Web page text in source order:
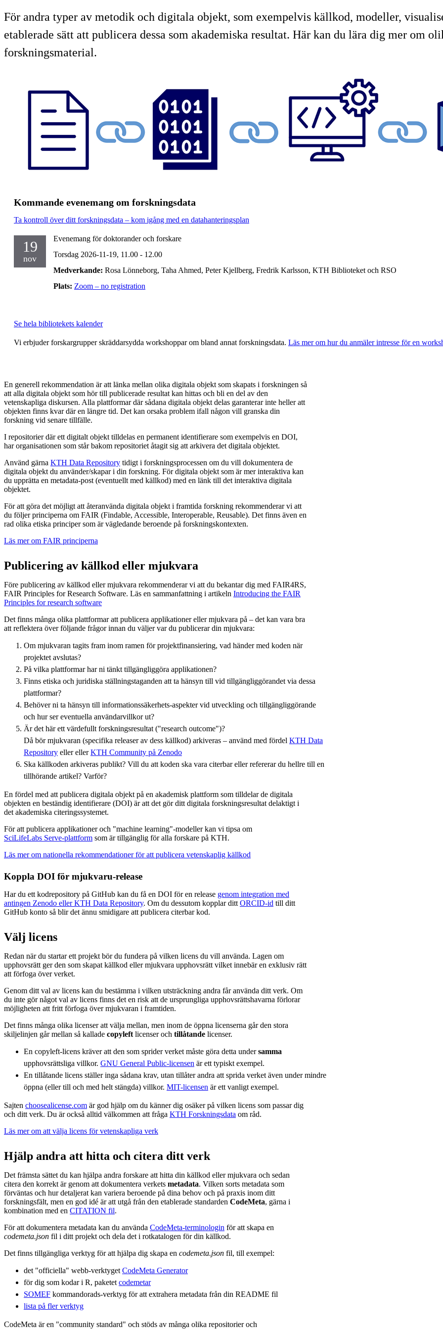
För andra typer av metodik och digitala objekt, som exempelvis källkod, modeller,
etablerade sätt att publicera dessa som akademiska resultat. Här kan du lära dig mer om
forskningsmaterial.
Kommande evenemang om forskningsdata
Ta kontroll över ditt forskningsdata – kom igång med en datahanteringsplan
19
nov
Evenemang för doktorander och forskare
Torsdag 2026-11-19, 11.00 - 12.00
Medverkande: Rosa Lönneborg, Taha Ahmed, Peter Kjellberg, Fredrik Karlsson, KTH Biblioteket och RSO
Plats: Zoom – no registration
Se hela bibliotekets kalender
Vi erbjuder forskargrupper skräddarsydda workshoppar om bland annat forskningsdata. Läs mer om hur du anmäler intresse för en
En generell rekommendation är att länka mellan olika digitala objekt som skapats i forskningen så
att alla digitala objekt som hör till publicerade resultat kan hittas och bli en del av den
vetenskapliga diskursen. Alla plattformar där sådana digitala objekt delas garanterar inte heller att
objekten finns kvar där en längre tid. Det kan orsaka problem ifall någon vill granska din
forskning vid senare tillfälle.
I repositorier där ett digitalt objekt tilldelas en permanent identifierare som exempelvis en DOI,
har organisationen som står bakom repositoriet åtagit sig att arkivera det digitala objektet.
Använd gärna KTH Data Repository tidigt i forskningsprocessen om du vill dokumentera de
digitala objekt du använder/skapar i din forskning. För digitala objekt som är mer interaktiva kan
du upprätta en metadata-post (eventuellt med källkod) med en länk till det interaktiva digitala
objektet.
För att göra det möjligt att återanvända digitala objekt i framtida forskning rekommenderar vi att
du följer principerna om FAIR (Findable, Accessible, Interoperable, Reusable). Det finns även en
rad olika etiska principer som är vägledande beroende på forskningskontexten.
Läs mer om FAIR principerna
Publicering av källkod eller mjukvara
Före publicering av källkod eller mjukvara rekommenderar vi att du bekantar dig med FAIR4RS,
FAIR Principles for Research Software. Läs en sammanfattning i artikeln Introducing the FAIR
Principles for research software
Det finns många olika plattformar att publicera applikationer eller mjukvara på – det kan vara bra
att reflektera över följande frågor innan du väljer var du publicerar din mjukvara:
Om mjukvaran tagits fram inom ramen för projektfinansiering, vad händer med koden när
projektet avslutas?
På vilka plattformar har ni tänkt tillgängliggöra applikationen?
Finns etiska och juridiska ställningstaganden att ta hänsyn till vid tillgängliggörandet via dessa
plattformar?
Behöver ni ta hänsyn till informationssäkerhets-aspekter vid utveckling och tillgängliggörande
och hur ser eventuella användarvillkor ut?
Är det här ett värdefullt forskningsresultat ("research outcome")?
Då bör mjukvaran (specifika releaser av dess källkod) arkiveras – använd med fördel KTH Data
Repository eller ellerKTH Community på Zenodo
Ska källkoden arkiveras publikt? Vill du att koden ska vara citerbar eller refererar du hellre till en
tillhörande artikel? Varför?
En fördel med att publicera digitala objekt på en akademisk plattform som tilldelar de digitala
objekten en beständig identifierare (DOI) är att det gör ditt digitala forskningsresultat delaktigt i
det akademiska citeringssystemet.
För att publicera applikationer och "machine learning"-modeller kan vi tipsa om
SciLifeLabs Serve-plattform som är tillgänglig för alla forskare på KTH.
Läs mer om nationella rekommendationer för att publicera vetenskaplig källkod
Koppla DOI för mjukvaru-release
Har du ett kodrepository på GitHub kan du få en DOI för en release genom integration med
antingen Zenodo eller KTH Data Repository. Om du dessutom kopplar ditt ORCID-id till ditt
GitHub konto så blir det ännu smidigare att publicera citerbar kod.
Välj licens
Redan när du startar ett projekt bör du fundera på vilken licens du vill använda. Lagen om
upphovsrätt ger den som skapat källkod eller mjukvara upphovsrätt vilket innebär en exklusiv rätt
att förfoga över verket.
Genom ditt val av licens kan du bestämma i vilken utsträckning andra får använda ditt verk. Om
du inte gör något val av licens finns det en risk att de ursprungliga upphovsrättshavarna förlorar
möjligheten att fritt förfoga över mjukvaran i framtiden.
Det finns många olika licenser att välja mellan, men inom de öppna licenserna går den stora
skiljelinjen går mellan så kallade copyleft licenser och tillåtande licenser.
En copyleft-licens kräver att den som sprider verket måste göra detta undersamma
upphovsrättsliga villkor. GNU General Public-licensen är ett typiskt exempel.
En tillåtande licens ställer inga sådana krav, utan tillåter andra att sprida verket även under mindre
öppna (eller till och med helt stängda) villkor. MIT-licensen är ett vanligt exempel.
Sajten choosealicense.com är god hjälp om du känner dig osäker på vilken licens som passar dig
och ditt verk. Du är också alltid välkommen att fråga KTH Forskningsdata om råd.
Läs mer om att välja licens för vetenskapliga verk
Hjälp andra att hitta och citera ditt verk
Det främsta sättet du kan hjälpa andra forskare att hitta din källkod eller mjukvara och sedan
citera den korrekt är genom att dokumentera verkets metadata. Vilken sorts metadata som
förväntas och hur detaljerat kan variera beroende på dina behov och på praxis inom ditt
forskningsfält, men en god idé är att utgå från den etablerade standarden CodeMeta, gärna i
kombination med en CITATION fil.
För att dokumentera metadata kan du använda CodeMeta-terminologin för att skapa en
codemeta.json fil i ditt projekt och dela det i rotkatalogen för din källkod.
Det finns tillgängliga verktyg för att hjälpa dig skapa en codemeta.json fil, till exempel:
det "officiella" webb-verktyget CodeMeta Generator
för dig som kodar i R, paketet codemetar
SOMEF kommandorads-verktyg för att extrahera metadata från din README fil
lista på fler verktyg
CodeMeta är en "community standard" och stöds av många olika repositorier och